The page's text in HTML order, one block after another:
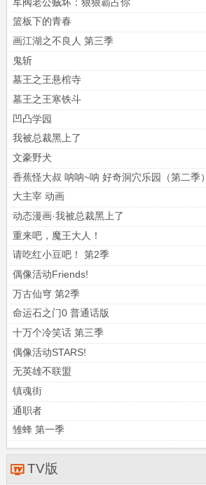
篮板下的青春
画江湖之不良人 第三季
鬼斩
墓王之王悬棺寺
墓王之王寒铁斗
凹凸学园
我被总裁黑上了
文豪野犬
香蕉怪大叔 呐呐~呐 好奇洞穴乐园（第二季）
大主宰 动画
动态漫画·我被总裁黑上了
重来吧，魔王大人！
请吃红小豆吧！ 第2季
偶像活动Friends!
万古仙穹 第2季
命运石之门0 普通话版
十万个冷笑话 第三季
偶像活动STARS!
无英雄不联盟
镇魂街
通职者
雏蜂 第一季
 TV版